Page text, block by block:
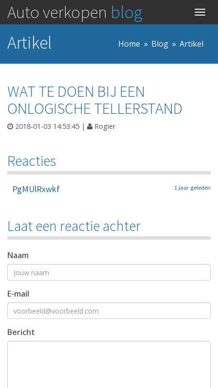
Auto verkopen blog
Artikel
Home Blog Artikel
WAT TE DOEN BIJ EEN
ONLOGISCHE TELLERSTAND
2018-01-03 14:53:45 | Rogier
Reacties
PgMUlRxwkf 1 jaar geleden
Laat een reactie achter
Naam
E-mail
Bericht